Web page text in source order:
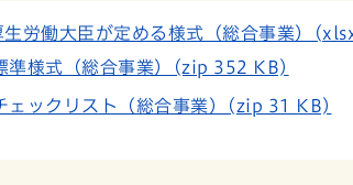
生労働大臣が定める様式（総合事業）
準様式（総合事業）(zip 352 KB)
ェックリスト（総合事業）(zip 31 KB)